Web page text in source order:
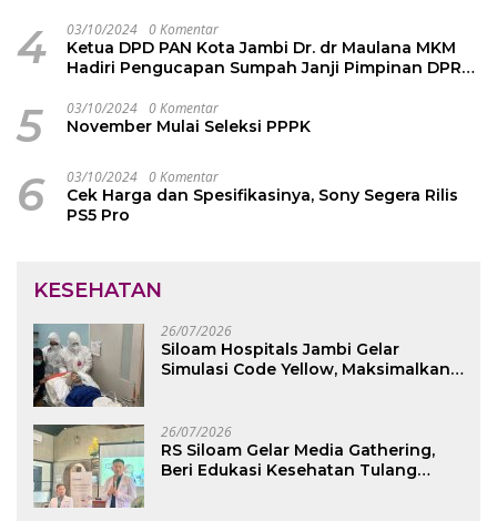
4 03/10/2024 0 Komentar
Ketua DPD PAN Kota Jambi Dr. dr Maulana MKM
Hadiri Pengucapan Sumpah Janji Pimpinan DPRD
5 03/10/2024 0 Komentar
November Mulai Seleksi PPPK
6 03/10/2024 0 Komentar
Cek Harga dan Spesifikasinya, Sony Segera Rilis
PS5 Pro
KESEHATAN
26/07/2026
Siloam Hospitals Jambi Gelar
Simulasi Code Yellow, Maksimalkan
26/07/2026
RS Siloam Gelar Media Gathering,
Beri Edukasi Kesehatan Tulang